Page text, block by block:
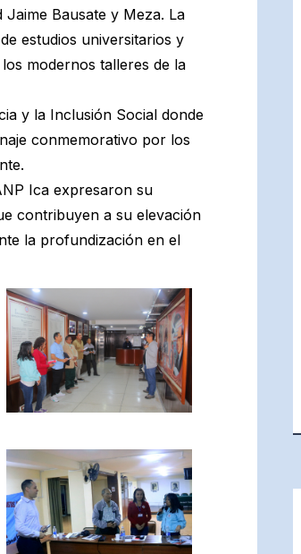
Bausate y Meza. La
estudios universitarios y
modernos talleres de la
y la Inclusión Social donde
conmemorativo por los
Ica expresaron su
contribuyen a su elevación
la profundización en el